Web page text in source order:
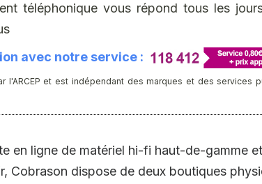
téléphonique vous répond tous les
avec notre service :
l'ARCEP et est indépendant des marques et des services
en ligne de matériel hi-fi haut-de-gamme
Cobrason dispose de deux boutiques